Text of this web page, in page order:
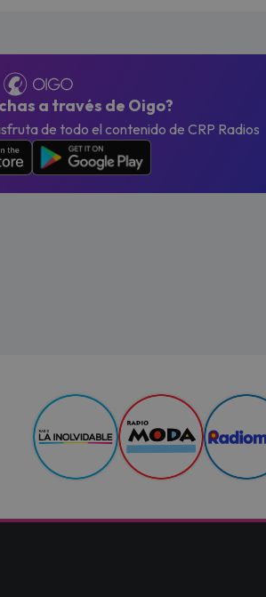
a través de Oigo?
de todo el contenido de CRP Radios